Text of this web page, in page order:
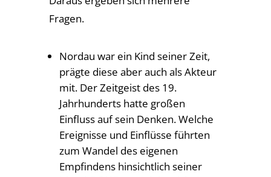
Fragen.
Nordau war ein Kind seiner Zeit,
prägte diese aber auch als Akteur
mit. Der Zeitgeist des 19.
Jahrhunderts hatte großen
Einfluss auf sein Denken. Welche
Ereignisse und Einflüsse führten
zum Wandel des eigenen
Empfindens hinsichtlich seiner